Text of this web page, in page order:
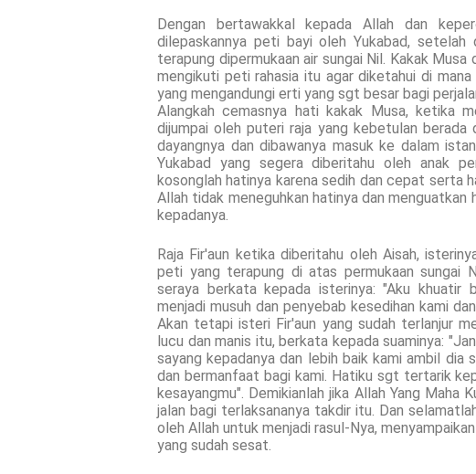
Dengan bertawakkal kepada Allah dan
dilepaskannya peti bayi oleh Yukabad,
terapung dipermukaan air sungai Nil. Kakak
mengikuti peti rahasia itu agar diketahui di
yang mengandungi erti yang sgt besar bagi
Alangkah cemasnya hati kakak Musa, ketika
dijumpai oleh puteri raja yang kebetulan
dayangnya dan dibawanya masuk ke dalam
Yukabad yang segera diberitahu oleh anak
kosonglah hatinya karena sedih dan cepat serta
Allah tidak meneguhkan hatinya dan menguatkan
kepadanya.
Raja Fir'aun ketika diberitahu oleh Aisah,
peti yang terapung di atas permukaan sungai
seraya berkata kepada isterinya: "Aku khuatir
menjadi musuh dan penyebab kesedihan kami
Akan tetapi isteri Fir'aun yang sudah terlanjur
lucu dan manis itu, berkata kepada suaminya:
sayang kepadanya dan lebih baik kami ambil dia
dan bermanfaat bagi kami. Hatiku sgt tertarik
kesayangmu". Demikianlah jika Allah Yang Maha
jalan bagi terlaksananya takdir itu. Dan
oleh Allah untuk menjadi rasul-Nya,
yang sudah sesat.